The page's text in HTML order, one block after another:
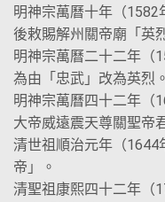
明神宗萬曆十年（1582
後敕賜解州關帝廟「英
明神宗萬曆二十二年（
為由「忠武」改為英烈。
明神宗萬曆四十二年（
大帝威遠震天尊關聖帝
清世祖順治元年（1644
帝」。
清聖祖康熙四十二年（